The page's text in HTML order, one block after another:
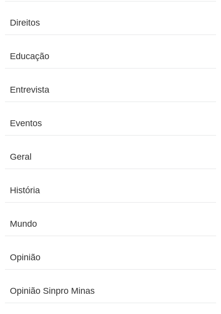
Direitos
Educação
Entrevista
Eventos
Geral
História
Mundo
Opinião
Opinião Sinpro Minas